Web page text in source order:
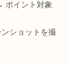
ポイント対象
ショットを撮